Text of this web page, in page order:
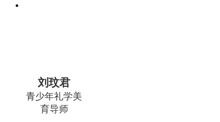
刘玟君
青少年礼学美
育导师